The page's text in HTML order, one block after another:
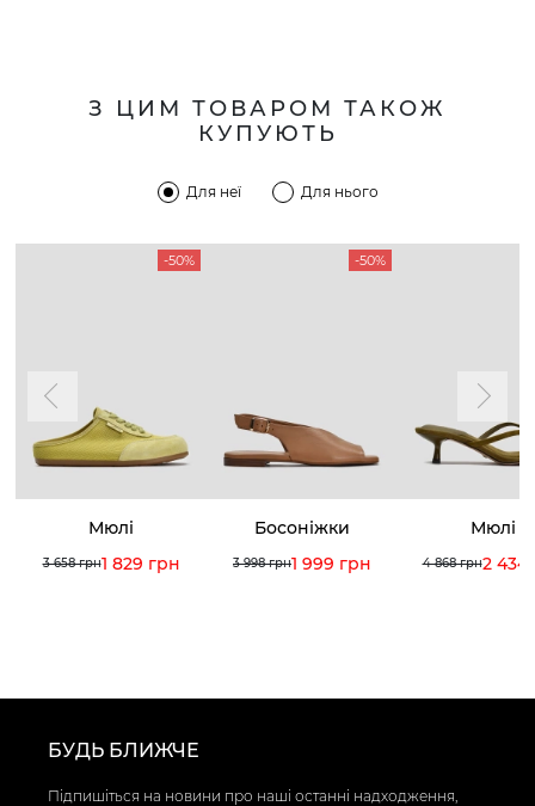
З ЦИМ ТОВАРОМ ТАКОЖ
КУПУЮТЬ
Для неї Для нього
-50%
Мюлі
3 658 грн1 829 грн
-50%
Босоніжки
3 998 грн1 999 грн
Мюлі
4 868 грн2 434
БУДЬ БЛИЖЧЕ
Підпишіться на новини про наші останні надходження,